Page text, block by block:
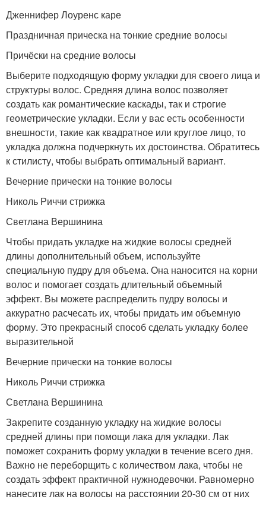
Дженнифер Лоуренс каре
Праздничная прическа на тонкие средние волосы
Причёски на средние волосы
Выберите подходящую форму укладки для своего лица и
структуры волос. Средняя длина волос позволяет
создать как романтические каскады, так и строгие
геометрические укладки. Если у вас есть особенности
внешности, такие как квадратное или круглое лицо, то
укладка должна подчеркнуть их достоинства. Обратитесь
к стилисту, чтобы выбрать оптимальный вариант.
Вечерние прически на тонкие волосы
Николь Риччи стрижка
Светлана Вершинина
Чтобы придать укладке на жидкие волосы средней
длины дополнительный объем, используйте
специальную пудру для объема. Она наносится на корни
волос и помогает создать длительный объемный
эффект. Вы можете распределить пудру волосы и
аккуратно расчесать их, чтобы придать им объемную
форму. Это прекрасный способ сделать укладку более
выразительной
Вечерние прически на тонкие волосы
Николь Риччи стрижка
Светлана Вершинина
Закрепите созданную укладку на жидкие волосы
средней длины при помощи лака для укладки. Лак
поможет сохранить форму укладки в течение всего дня.
Важно не переборщить с количеством лака, чтобы не
создать эффект практичной нужнодевочки. Равномерно
нанесите лак на волосы на расстоянии 20-30 см от них